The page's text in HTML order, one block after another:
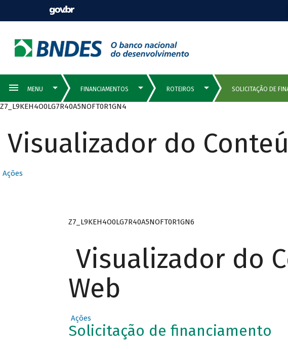
Z7_L9KEH4O0LG7R40A5NOFT0R1GN4
Visualizador do
Ações
Z7_L9KEH4O0LG7R40A5NOFT0R1GN6
Visualizador do
Web
Ações
Solicitação de financiamento